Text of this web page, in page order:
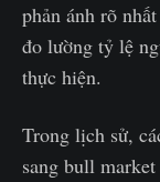
phản ánh rõ
đo lường tỷ lệ
thực hiện.
Trong lịch sử,
sang bull